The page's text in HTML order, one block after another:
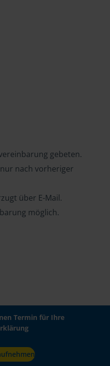
gebeten.
nach vorheriger
über E-Mail.
möglich.
Termin für Ihre